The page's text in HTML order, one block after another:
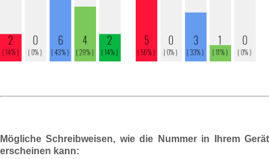
Mögliche Schreibweisen, wie die Nummer in Ihrem Gerät
erscheinen kann: